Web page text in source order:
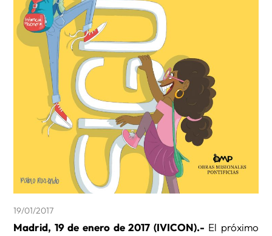
19/01/2017
Madrid, 19 de enero de 2017 (IVICON).- El próximo